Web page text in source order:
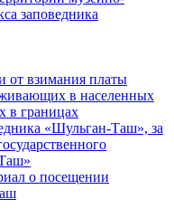
заповедника
от взимания платы
в населенных
в границах
«Шульган-Таш», за
о посещении